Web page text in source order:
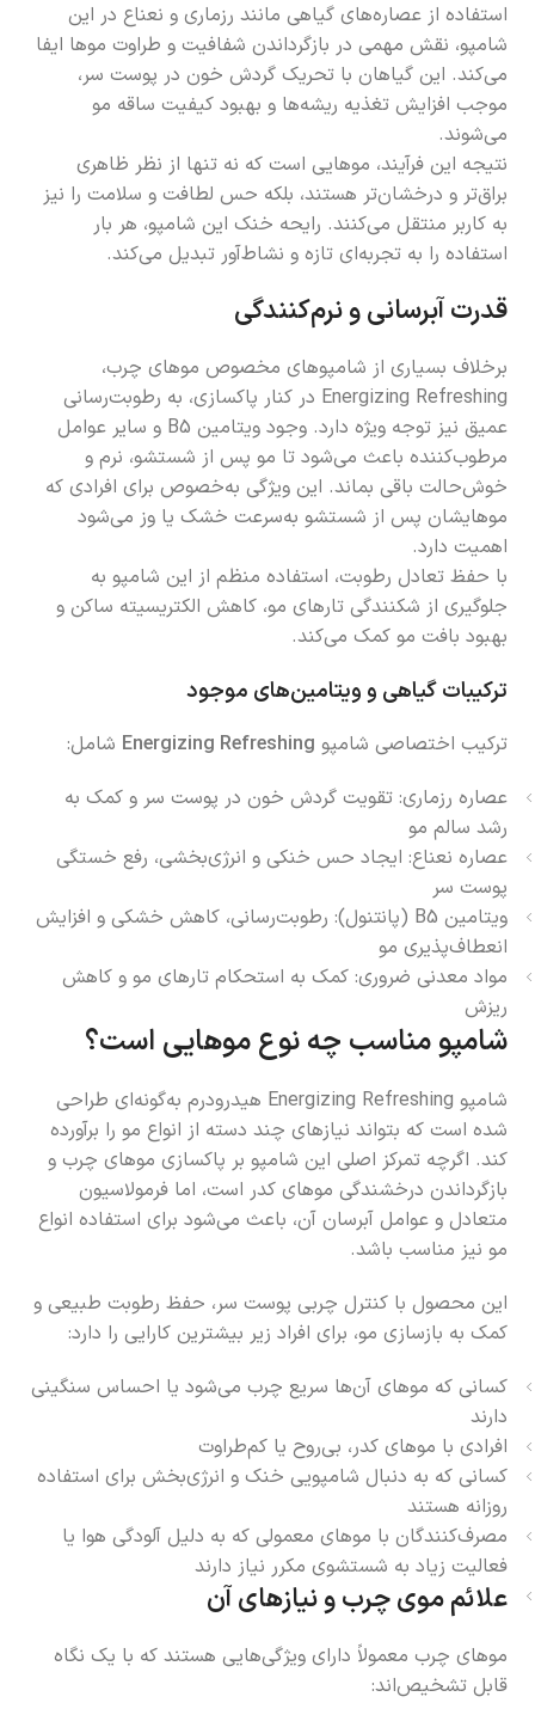
استفاده از عصاره‌های گیاهی مانند رزماری و نعناع در این
شامپو، نقش مهمی در بازگرداندن شفافیت و طراوت موها ایفا
می‌کند. این گیاهان با تحریک گردش خون در پوست سر،
موجب افزایش تغذیه ریشه‌ها و بهبود کیفیت ساقه مو
می‌شوند.
نتیجه این فرآیند، موهایی است که نه تنها از نظر ظاهری
براق‌تر و درخشان‌تر هستند، بلکه حس لطافت و سلامت را نیز
به کاربر منتقل می‌کنند. رایحه خنک این شامپو، هر بار
استفاده را به تجربه‌ای تازه و نشاط‌آور تبدیل می‌کند.
قدرت آبرسانی و نرم‌کنندگی
برخلاف بسیاری از شامپوهای مخصوص موهای چرب،
Energizing Refreshing در کنار پاکسازی، به رطوبت‌رسانی
عمیق نیز توجه ویژه دارد. وجود ویتامین B5 و سایر عوامل
مرطوب‌کننده باعث می‌شود تا مو پس از شستشو، نرم و
خوش‌حالت باقی بماند. این ویژگی به‌خصوص برای افرادی که
موهایشان پس از شستشو به‌سرعت خشک یا وز می‌شود
اهمیت دارد.
با حفظ تعادل رطوبت، استفاده منظم از این شامپو به
جلوگیری از شکنندگی تارهای مو، کاهش الکتریسیته ساکن و
بهبود بافت مو کمک می‌کند.
ترکیبات گیاهی و ویتامین‌های موجود
ترکیب اختصاصی شامپو Energizing Refreshing شامل:
عصاره رزماری: تقویت گردش خون در پوست سر و کمک به
رشد سالم مو
عصاره نعناع: ایجاد حس خنکی و انرژی‌بخشی، رفع خستگی
پوست سر
ویتامین B5 (پانتنول): رطوبت‌رسانی، کاهش خشکی و افزایش
انعطاف‌پذیری مو
مواد معدنی ضروری: کمک به استحکام تارهای مو و کاهش
ریزش
شامپو مناسب چه نوع موهایی است؟
شامپو Energizing Refreshing هیدرودرم به‌گونه‌ای طراحی
شده است که بتواند نیازهای چند دسته از انواع مو را برآورده
کند. اگرچه تمرکز اصلی این شامپو بر پاکسازی موهای چرب و
بازگرداندن درخشندگی موهای کدر است، اما فرمولاسیون
متعادل و عوامل آبرسان آن، باعث می‌شود برای استفاده انواع
مو نیز مناسب باشد.
این محصول با کنترل چربی پوست سر، حفظ رطوبت طبیعی و
کمک به بازسازی مو، برای افراد زیر بیشترین کارایی را دارد:
کسانی که موهای آن‌ها سریع چرب می‌شود یا احساس سنگینی
دارند
افرادی با موهای کدر، بی‌روح یا کم‌طراوت
کسانی که به دنبال شامپویی خنک و انرژی‌بخش برای استفاده
روزانه هستند
مصرف‌کنندگان با موهای معمولی که به دلیل آلودگی هوا یا
فعالیت زیاد به شستشوی مکرر نیاز دارند
علائم موی چرب و نیازهای آن
موهای چرب معمولاً دارای ویژگی‌هایی هستند که با یک نگاه
قابل تشخیص‌اند: